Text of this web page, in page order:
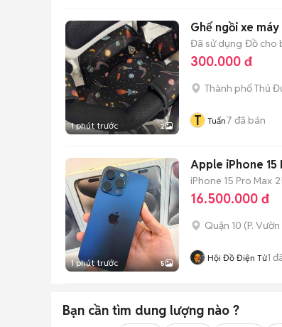
1 phút trước 2
Ghế ngồi xe
Đã sử dụng Đồ cho
300.000 đ
Thành phố Thủ
T Tuấn7 đã bán
1 phút trước 5
Apple iPhone 15
iPhone 15 Pro Max
16.500.000 đ
Quận 10 (P. Vườn
Hội Đồ Điện Tử1
Bạn cần tìm dung lượng nào ?